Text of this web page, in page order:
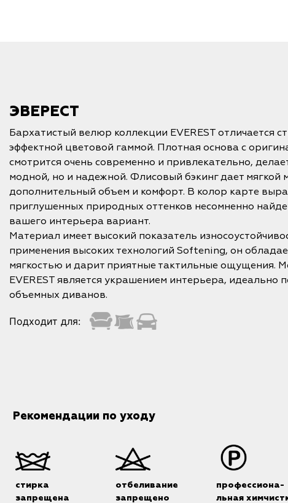
ЭВЕРЕСТ
Бархатистый велюр коллекции EVEREST отличается
эффектной цветовой гаммой. Плотная основа с
смотрится очень современно и привлекательно,
модной, но и надежной. Флисовый бэкинг дает мягкой
дополнительный объем и комфорт. В колор карте
приглушенных природных оттенков несомненно
вашего интерьера вариант.
Материал имеет высокий показатель
применения высоких технологий Softening, он
мягкостью и дарит приятные тактильные ощущения.
EVEREST является украшением интерьера, идеально
объемных диванов.
Подходит для:
Рекомендации по уходу
стирка
запрещена
отбеливание
запрещено
профессиона-
льная